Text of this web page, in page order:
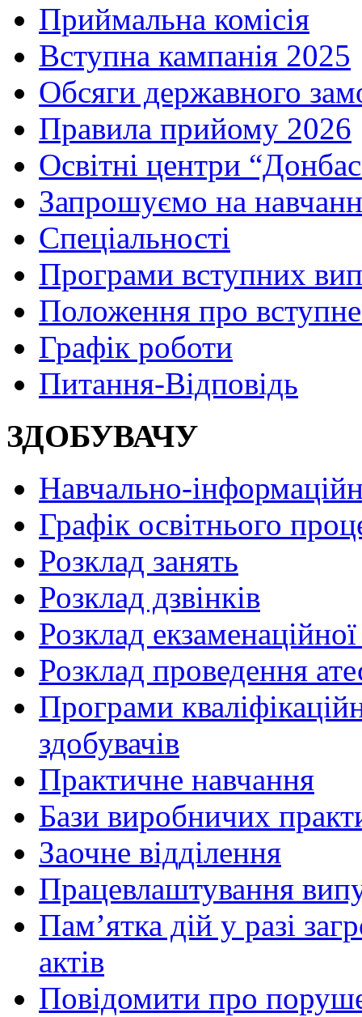
Приймальна комісія
Вступна кампанія 2025
Обсяги державного
Правила прийому 2026
Освітні центри
Запрошуємо на
Спеціальності
Програми вступних
Положення про
Графік роботи
Питання-Відповідь
ЗДОБУВАЧУ
Навчально-
Графік освітнього
Розклад занять
Розклад дзвінків
Розклад екзаменаційної
Розклад проведення
Програми
здобувачів
Практичне навчання
Бази виробничих
Заочне відділення
Працевлаштування
Пам’ятка дій у разі
актів
Повідомити про